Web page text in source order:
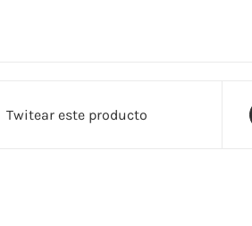
Twitear este producto